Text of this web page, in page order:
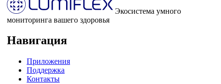
Экосистема умного
мониторинга вашего здоровья
Навигация
Приложения
Поддержка
Контакты